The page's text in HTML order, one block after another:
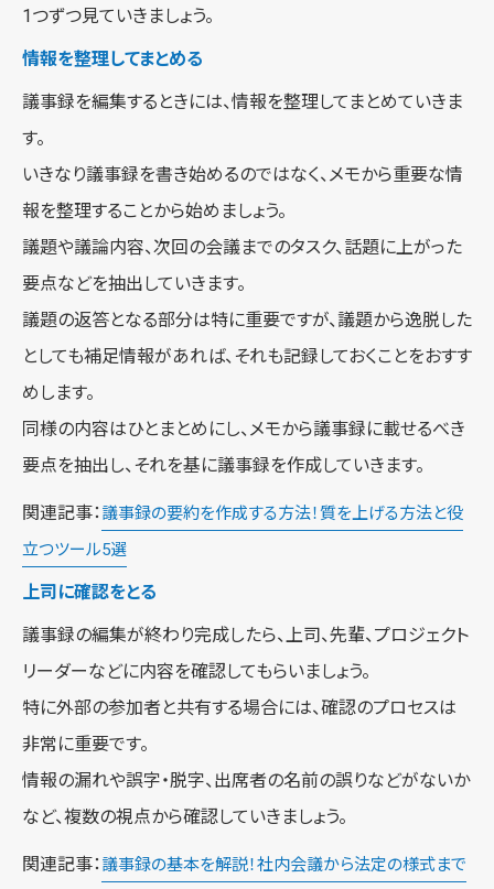
1つずつ見ていきましょう。
情報を整理してまとめる
議事録を編集するときには、情報を整理してまとめていきま
す。
いきなり議事録を書き始めるのではなく、メモから重要な情
報を整理することから始めましょう。
議題や議論内容、次回の会議までのタスク、話題に上がった
要点などを抽出していきます。
議題の返答となる部分は特に重要ですが、議題から逸脱した
としても補足情報があれば、それも記録しておくことをおすす
めします。
同様の内容はひとまとめにし、メモから議事録に載せるべき
要点を抽出し、それを基に議事録を作成していきます。
関連記事： 議事録の要約を作成する方法！質を上げる方法と役
立つツール5選
上司に確認をとる
議事録の編集が終わり完成したら、上司、先輩、プロジェクト
リーダーなどに内容を確認してもらいましょう。
特に外部の参加者と共有する場合には、確認のプロセスは
非常に重要です。
情報の漏れや誤字・脱字、出席者の名前の誤りなどがないか
など、複数の視点から確認していきましょう。
関連記事： 議事録の基本を解説！社内会議から法定の様式まで